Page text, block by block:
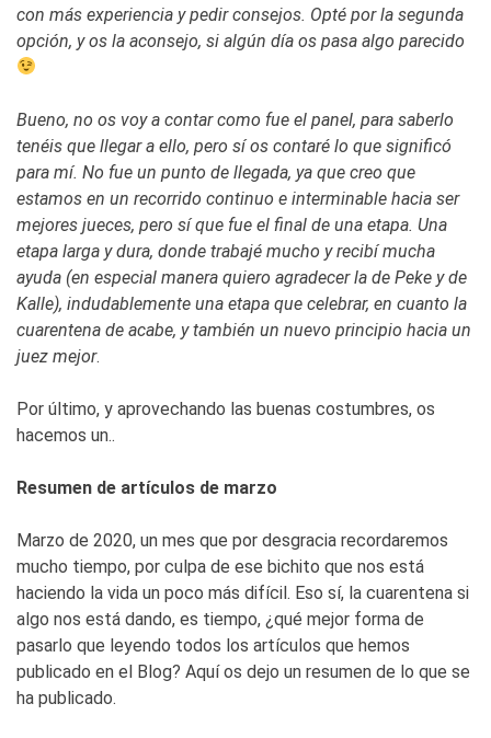
con más experiencia y pedir consejos. Opté por la segunda
opción, y os la aconsejo, si algún día os pasa algo parecido
Bueno, no os voy a contar como fue el panel, para saberlo
tenéis que llegar a ello, pero sí os contaré lo que significó
para mí. No fue un punto de llegada, ya que creo que
estamos en un recorrido continuo e interminable hacia ser
mejores jueces, pero sí que fue el final de una etapa. Una
etapa larga y dura, donde trabajé mucho y recibí mucha
ayuda (en especial manera quiero agradecer la de Peke y de
Kalle), indudablemente una etapa que celebrar, en cuanto la
cuarentena de acabe, y también un nuevo principio hacia un
juez mejor.
Por último, y aprovechando las buenas costumbres, os
hacemos un..
Resumen de artículos de marzo
Marzo de 2020, un mes que por desgracia recordaremos
mucho tiempo, por culpa de ese bichito que nos está
haciendo la vida un poco más difícil. Eso sí, la cuarentena si
algo nos está dando, es tiempo, ¿qué mejor forma de
pasarlo que leyendo todos los artículos que hemos
publicado en el Blog? Aquí os dejo un resumen de lo que se
ha publicado.